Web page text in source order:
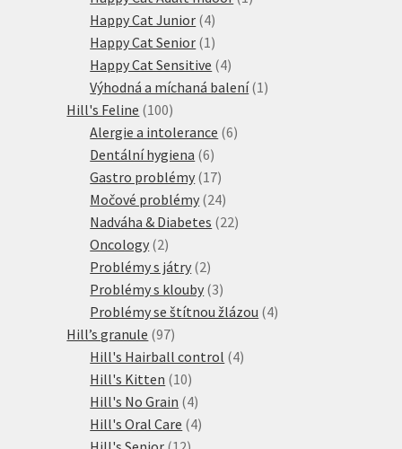
Happy Cat Junior 44
produkty
Happy Cat Senior 1 1
produkt
Happy Cat Sensitive 44
produkty
Výhodná a míchaná balení 1 1
Hill's Feline 100100
produktů
Alergie a intolerance 66
Dentální hygiena 66
produktů
Gastro problémy 1717
produktů
Močové problémy 2424
produktů
Nadváha & Diabetes 2222
Oncology 22
produkty
Problémy s játry 22
produkty
Problémy s klouby 33
produkty
Problémy se štítnou žlázou 44
Hill’s granule 9797
produktů
Hill's Hairball control 44
Hill's Kitten 1010
produktů
Hill's No Grain 44
produkty
Hill's Oral Care 44
12